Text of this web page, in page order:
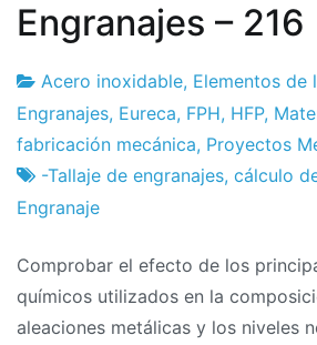
Engranajes – 216
Fábrica
de
proyectos
23
de
febrero
de
Acero inoxidable, Elementos de
Engranajes, Eureca, FPH, HFP,
fabricación mecánica, Proyectos
-Tallaje de engranajes, cálculo
Engranaje
Comprobar el efecto de los
químicos utilizados en la
aleaciones metálicas y los niveles